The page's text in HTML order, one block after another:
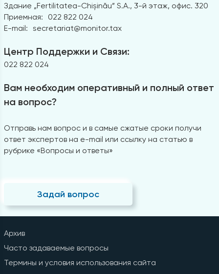
Здание „Fertilitatea-Chișinău” S.A., 3-й этаж, офис. 320
Приемная:
022 822 024
E-mail: secretariat@monitor.tax
Центр Поддержки и Связи:
022 822 024
Вам необходим оперативный и полный ответ
на вопрос?
Отправь нам вопрос и в самые сжатые сроки получи
ответ экспертов на e-mail или ссылку на статью в
рубрике «Вопросы и ответы»
Задай вопрос
Архив
Часто задаваемые вопросы
Термины и условия использования сайта